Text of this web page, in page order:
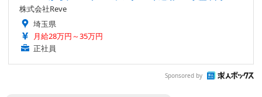
株式会社Reve
埼玉県
月給28万円～35万円
正社員
Sponsored by